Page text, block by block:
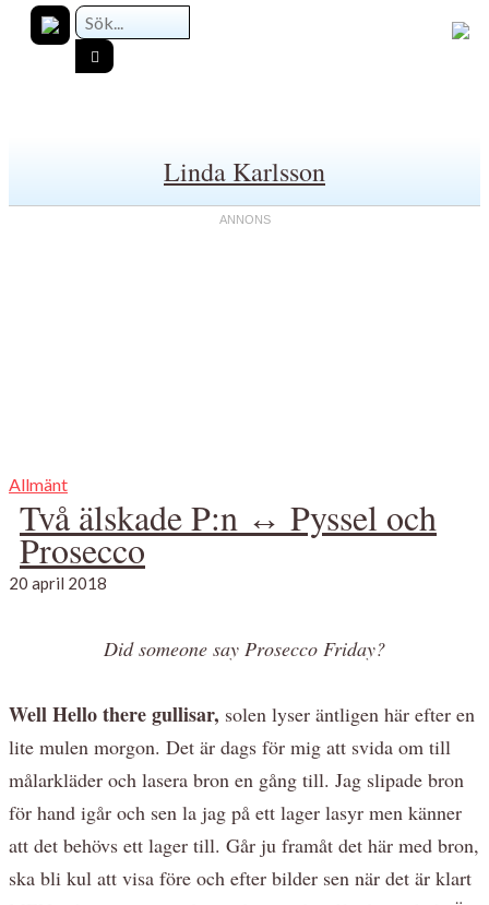
Linda Karlsson
Allmänt
Två älskade P:n ↔ Pyssel och
Prosecco
20 april 2018
Did someone say Prosecco Friday?
Well Hello there gullisar, solen lyser äntligen här efter en
lite mulen morgon. Det är dags för mig att svida om till
målarkläder och lasera bron en gång till. Jag slipade bron
för hand igår och sen la jag på ett lager lasyr men känner
att det behövs ett lager till. Går ju framåt det här med bron,
ska bli kul att visa före och efter bilder sen när det är klart